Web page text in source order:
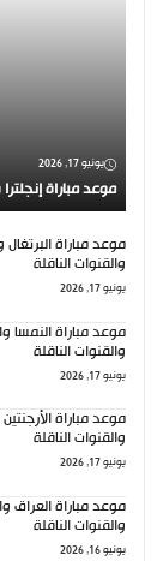
يونيو 17, 2026
موعد مباراة إنجلترا
والقنوات الناقلة
يونيو 17, 2026
والقنوات الناقلة
يونيو 17, 2026
والقنوات الناقلة
يونيو 17, 2026
والقنوات الناقلة
يونيو 16, 2026